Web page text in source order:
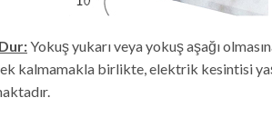
Yokuş yukarı veya yokuş aşağı
kalmamakla birlikte, elektrik kesintisi